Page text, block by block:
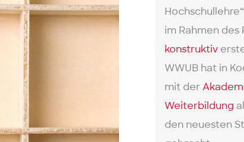
im Rahmen des
konstruktiv
WWUB hat in
mit der
Weiterbildung
den neuesten